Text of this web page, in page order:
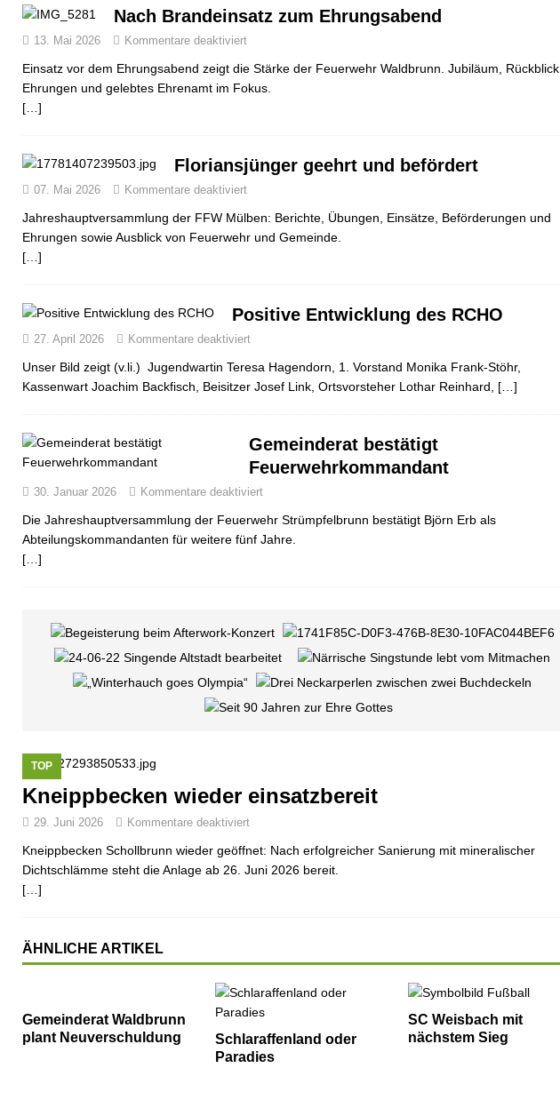
Nach Brandeinsatz zum Ehrungsabend
13. Mai 2026 Kommentare deaktiviert
Einsatz vor dem Ehrungsabend zeigt die Stärke der Feuerwehr Waldbrunn. Jubiläum, Rückblick,
Ehrungen und gelebtes Ehrenamt im Fokus.
[…]
Floriansjünger geehrt und befördert
07. Mai 2026 Kommentare deaktiviert
Jahreshauptversammlung der FFW Mülben: Berichte, Übungen, Einsätze, Beförderungen und
Ehrungen sowie Ausblick von Feuerwehr und Gemeinde.
[…]
Positive Entwicklung des RCHO
27. April 2026 Kommentare deaktiviert
Unser Bild zeigt (v.li.) Jugendwartin Teresa Hagendorn, 1. Vorstand Monika Frank-Stöhr,
Kassenwart Joachim Backfisch, Beisitzer Josef Link, Ortsvorsteher Lothar Reinhard, […]
Gemeinderat bestätigt
Feuerwehrkommandant
30. Januar 2026 Kommentare deaktiviert
Die Jahreshauptversammlung der Feuerwehr Strümpfelbrunn bestätigt Björn Erb als
Abteilungskommandanten für weitere fünf Jahre.
[…]
TOP
Kneippbecken wieder einsatzbereit
29. Juni 2026 Kommentare deaktiviert
Kneippbecken Schollbrunn wieder geöffnet: Nach erfolgreicher Sanierung mit mineralischer
Dichtschlämme steht die Anlage ab 26. Juni 2026 bereit.
[…]
ÄHNLICHE ARTIKEL
Gemeinderat Waldbrunn
plant Neuverschuldung
Schlaraffenland oder
Paradies
SC Weisbach mit
nächstem Sieg